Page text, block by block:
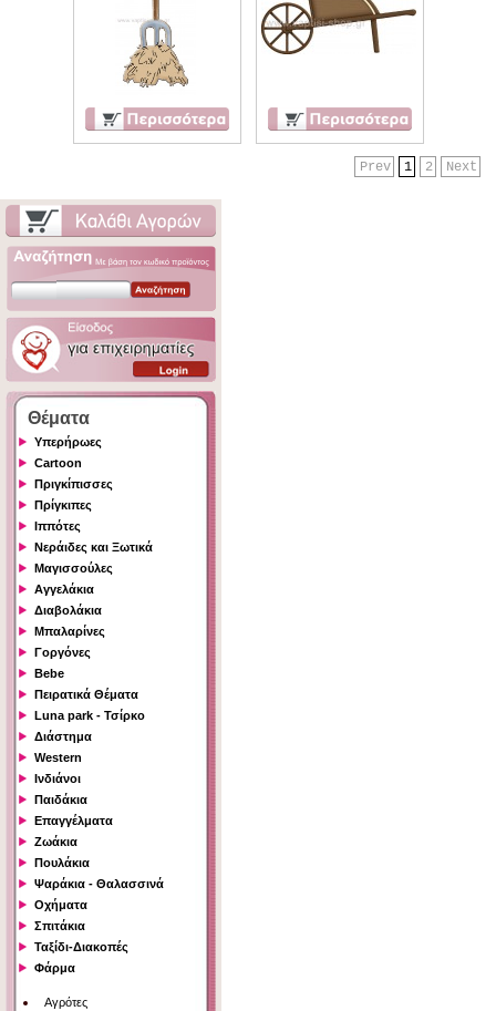
Next
2
1
Prev
Θέματα
Υπερήρωες
Cartoon
Πριγκίπισσες
Πρίγκιπες
Ιππότες
Νεράιδες και Ξωτικά
Μαγισσούλες
Αγγελάκια
Διαβολάκια
Μπαλαρίνες
Γοργόνες
Bebe
Πειρατικά Θέματα
Luna park - Τσίρκο
Διάστημα
Western
Ινδιάνοι
Παιδάκια
Επαγγέλματα
Ζωάκια
Πουλάκια
Ψαράκια - Θαλασσινά
Οχήματα
Σπιτάκια
Ταξίδι-Διακοπές
Φάρμα
Αγρότες